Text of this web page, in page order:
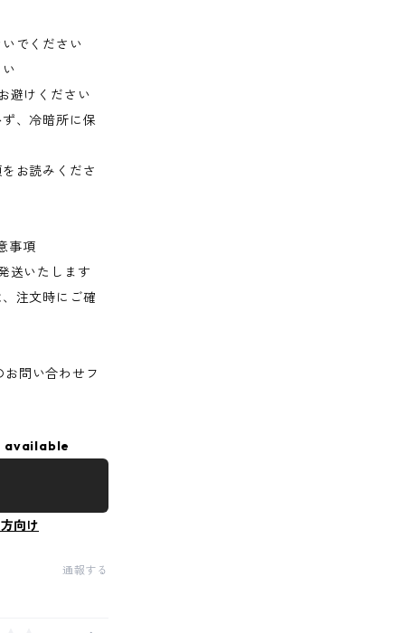
でください
避けください
、冷暗所に保
お読みくださ
事項
送いたします
注文時にご確
問い合わせフ
向け
通報する